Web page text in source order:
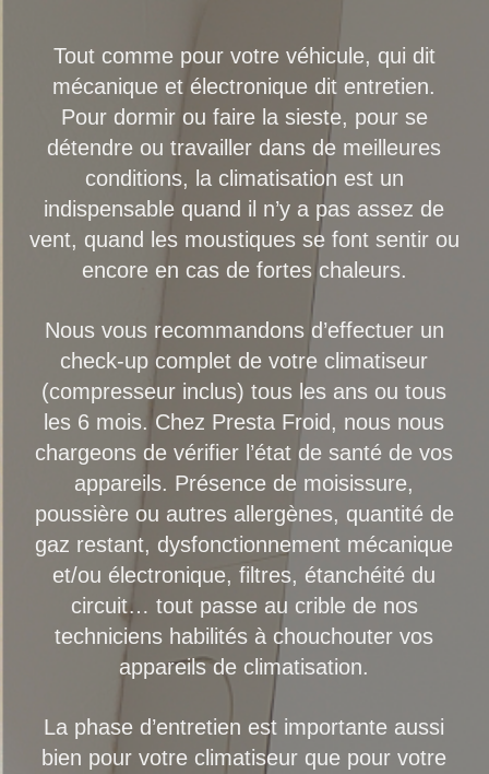
Tout comme pour votre véhicule, qui dit
mécanique et électronique dit entretien.
Pour dormir ou faire la sieste, pour se
détendre ou travailler dans de meilleures
conditions, la climatisation est un
indispensable quand il n’y a pas assez de
vent, quand les moustiques se font sentir ou
encore en cas de fortes chaleurs.
Nous vous recommandons d’effectuer un
check-up complet de votre climatiseur
(compresseur inclus) tous les ans ou tous
les 6 mois. Chez Presta Froid, nous nous
chargeons de vérifier l’état de santé de vos
appareils. Présence de moisissure,
poussière ou autres allergènes, quantité de
gaz restant, dysfonctionnement mécanique
et/ou électronique, filtres, étanchéité du
circuit… tout passe au crible de nos
techniciens habilités à chouchouter vos
appareils de climatisation.
La phase d’entretien est importante aussi
bien pour votre climatiseur que pour votre